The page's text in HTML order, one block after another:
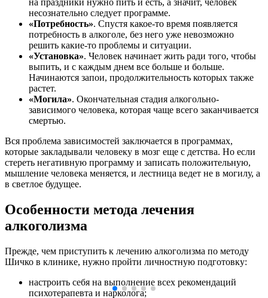
на праздники нужно пить и есть, а значит, человек
несознательно следует программе.
«Потребность». Спустя какое-то время появляется
потребность в алкоголе, без него уже невозможно
решить какие-то проблемы и ситуации.
«Установка». Человек начинает жить ради того, чтобы
выпить, и с каждым днем все больше и больше.
Начинаются запои, продолжительность которых также
растет.
«Могила». Окончательная стадия алкогольно-
зависимого человека, которая чаще всего заканчивается
смертью.
Вся проблема зависимостей заключается в программах,
которые закладывали человеку в мозг еще с детства. Но если
стереть негативную программу и записать положительную,
мышление человека меняется, и лестница ведет не в могилу, а
в светлое будущее.
Особенности метода лечения
алкоголизма
Прежде, чем приступить к лечению алкоголизма по методу
Шичко в клинике, нужно пройти личностную подготовку:
настроить себя на выполнение всех рекомендаций
психотерапевта и нарколога;